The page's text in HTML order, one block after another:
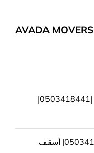
AVADA MOVERS
تركيب جبس بورد في راس الخيمة |0503418441|
تركيب فورسيلنج في العين |0503418441| أسقف